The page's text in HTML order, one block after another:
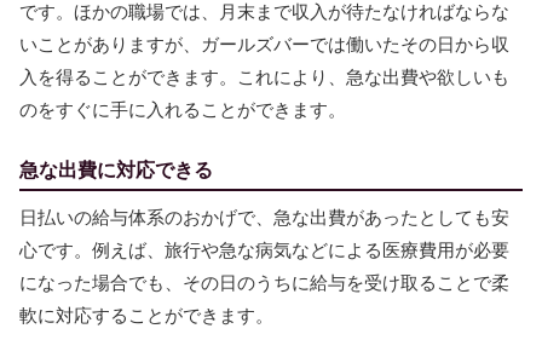
です。ほかの職場では、月末まで収入が待たなければならな
いことがありますが、ガールズバーでは働いたその日から収
入を得ることができます。これにより、急な出費や欲しいも
のをすぐに手に入れることができます。
急な出費に対応できる
日払いの給与体系のおかげで、急な出費があったとしても安
心です。例えば、旅行や急な病気などによる医療費用が必要
になった場合でも、その日のうちに給与を受け取ることで柔
軟に対応することができます。